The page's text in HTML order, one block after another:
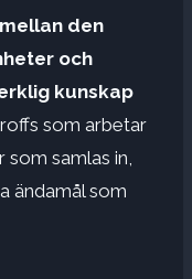
den
och
kunskap
som arbetar
samlas in,
ändamål som